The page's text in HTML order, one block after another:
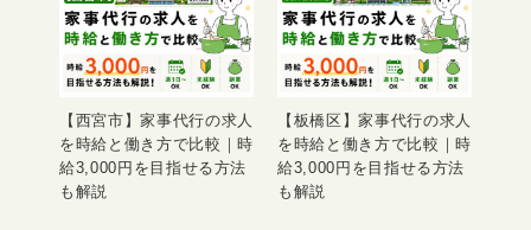
【西宮市】家事代行の求人
を時給と働き方で比較｜時
給3,000円を目指せる方法
も解説
【板橋区】家事代行の求人
を時給と働き方で比較｜時
給3,000円を目指せる方法
も解説